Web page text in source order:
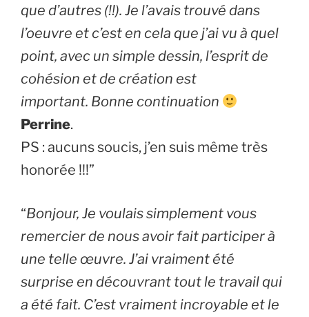
que d’autres (!!). Je l’avais trouvé dans
l’oeuvre et c’est en cela que j’ai vu à quel
point, avec un simple dessin, l’esprit de
cohésion et de création est
important. Bonne continuation
Perrine.
PS : aucuns soucis, j’en suis même très
honorée !!!”
“Bonjour, Je voulais simplement vous
remercier de nous avoir fait participer à
une telle œuvre. J’ai vraiment été
surprise en découvrant tout le travail qui
a été fait. C’est vraiment incroyable et le